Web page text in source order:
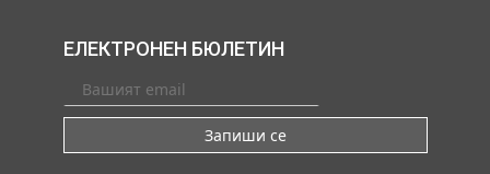
ЕЛЕКТРОНЕН БЮЛЕТИН
Запиши се